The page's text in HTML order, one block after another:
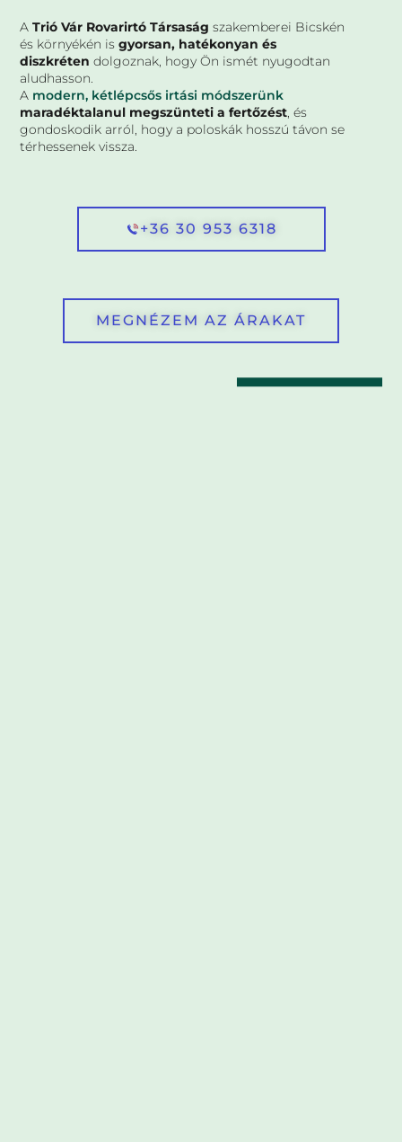
ATrió Vár Rovarirtó Társaság szakemberei Bicskén
és környékén isgyorsan, hatékonyan és
diszkréten dolgoznak, hogy Ön ismét nyugodtan
aludhasson.
A modern, kétlépcsős irtási módszerünk
maradéktalanul megszünteti a fertőzést, és
gondoskodik arról, hogy a poloskák hosszú távon se
térhessenek vissza.
+36 30 953 6318
MEGNÉZEM AZ ÁRAKAT